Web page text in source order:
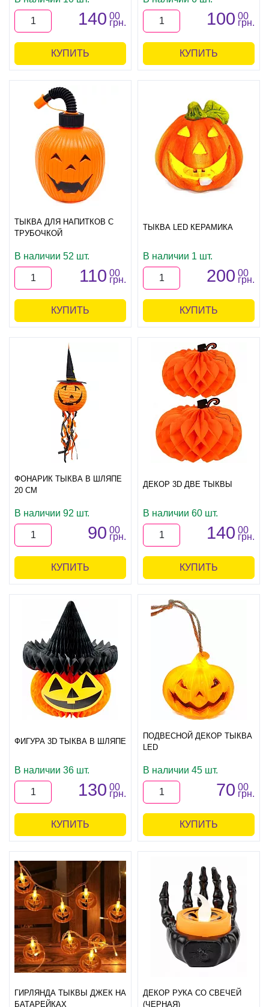
140 00
грн.
КУПИТЬ
100 00
грн.
КУПИТЬ
ТЫКВА ДЛЯ НАПИТКОВ С
ТРУБОЧКОЙ
В наличии 52 шт.
110 00
грн.
КУПИТЬ
ТЫКВА LED КЕРАМИКА
В наличии 1 шт.
200 00
грн.
КУПИТЬ
ФОНАРИК ТЫКВА В ШЛЯПЕ
20 СМ
В наличии 92 шт.
90 00
грн.
КУПИТЬ
ДЕКОР 3D ДВЕ ТЫКВЫ
В наличии 60 шт.
140 00
грн.
КУПИТЬ
ФИГУРА 3D ТЫКВА В ШЛЯПЕ
В наличии 36 шт.
130 00
грн.
КУПИТЬ
ПОДВЕСНОЙ ДЕКОР ТЫКВА
LED
В наличии 45 шт.
70 00
грн.
КУПИТЬ
ГИРЛЯНДА ТЫКВЫ ДЖЕК НА
БАТАРЕЙКАХ
ДЕКОР РУКА СО СВЕЧЕЙ
(ЧЕРНАЯ)